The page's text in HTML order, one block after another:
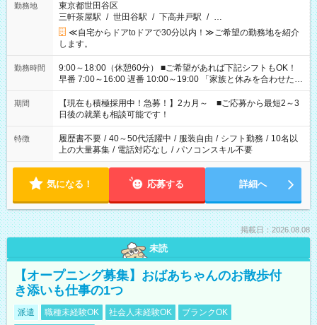
勤務地
東京都世田谷区
三軒茶屋駅 / 世田谷駅 / 下高井戸駅 / …
≪自宅からドアtoドアで30分以内！≫ご希望の勤務地を紹介
します。
勤務時間
9:00～18:00（休憩60分） ■ご希望があれば下記シフトもOK！
早番 7:00～16:00 遅番 10:00～19:00 「家族と休みを合わせた
い」 「余裕を持って夕飯の準備がしたい」 「できれば残業はし
たくない」 など、ご希望を教えてくださいね。 ※Wワーク希望
の方へ 今ご覧のお仕事で希望する勤務時間と、もう1つのお仕事
の勤務時間。 合計で週40時間を超える場合は応募できません。
期間
【現在も積極採用中！急募！】2カ月～ ■ご応募から最短2～3
日後の就業も相談可能です！
特徴 履歴書不要 / 40～50代活躍中 / 服装自由 / シフト勤務 / 10名以
上の大量募集 / 電話対応なし / パソコンスキル不要
気になる！ 応募する 詳細へ
掲載日：2026.08.08
未読
【オープニング募集】おばあちゃんのお散歩付
き添いも仕事の1つ
派遣 職種未経験OK 社会人未経験OK
ブランクOK